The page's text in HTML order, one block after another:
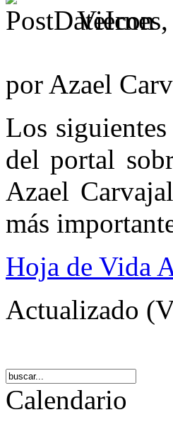
por Azael
Los
del portal
Azael
más
Hoja de Vida
Actualizado
Calendario